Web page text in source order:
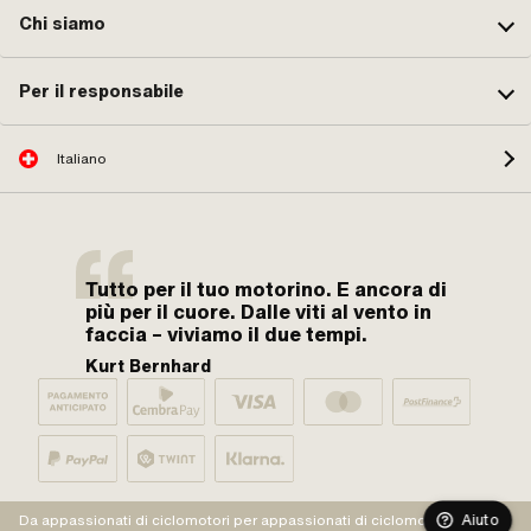
Chi siamo
Per il responsabile
Italiano
Tutto per il tuo motorino. E ancora di
più per il cuore. Dalle viti al vento in
faccia – viviamo il due tempi.
Kurt Bernhard
Da appassionati di ciclomotori per appassionati di ciclomotori. Aiuto